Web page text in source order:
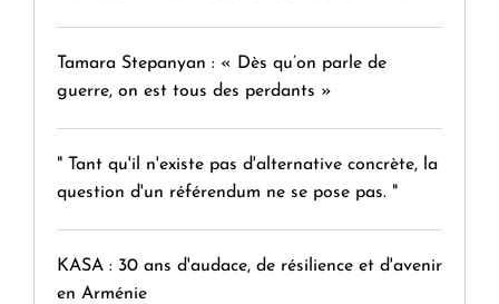
Tamara Stepanyan : « Dès qu’on parle de
guerre, on est tous des perdants »
" Tant qu'il n'existe pas d'alternative concrète, la
question d'un référendum ne se pose pas. "
KASA : 30 ans d'audace, de résilience et d'avenir
en Arménie